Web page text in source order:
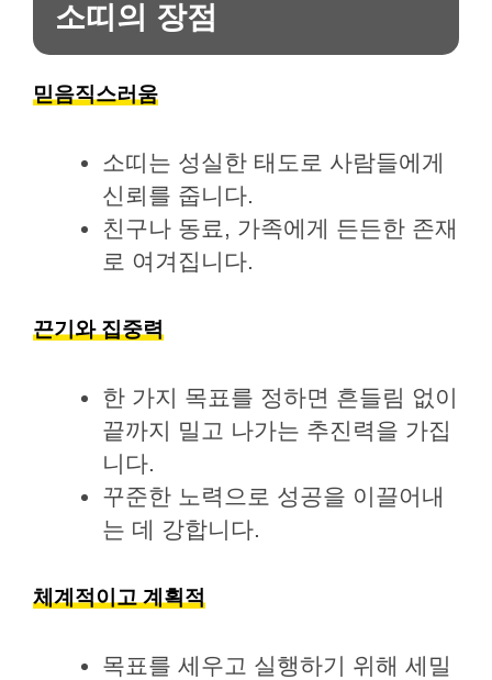
소띠의 장점
믿음직스러움
소띠는 성실한 태도로 사람들에게
신뢰를 줍니다.
친구나 동료, 가족에게 든든한 존재
로 여겨집니다.
끈기와 집중력
한 가지 목표를 정하면 흔들림 없이
끝까지 밀고 나가는 추진력을 가집
니다.
꾸준한 노력으로 성공을 이끌어내
는 데 강합니다.
체계적이고 계획적
목표를 세우고 실행하기 위해 세밀